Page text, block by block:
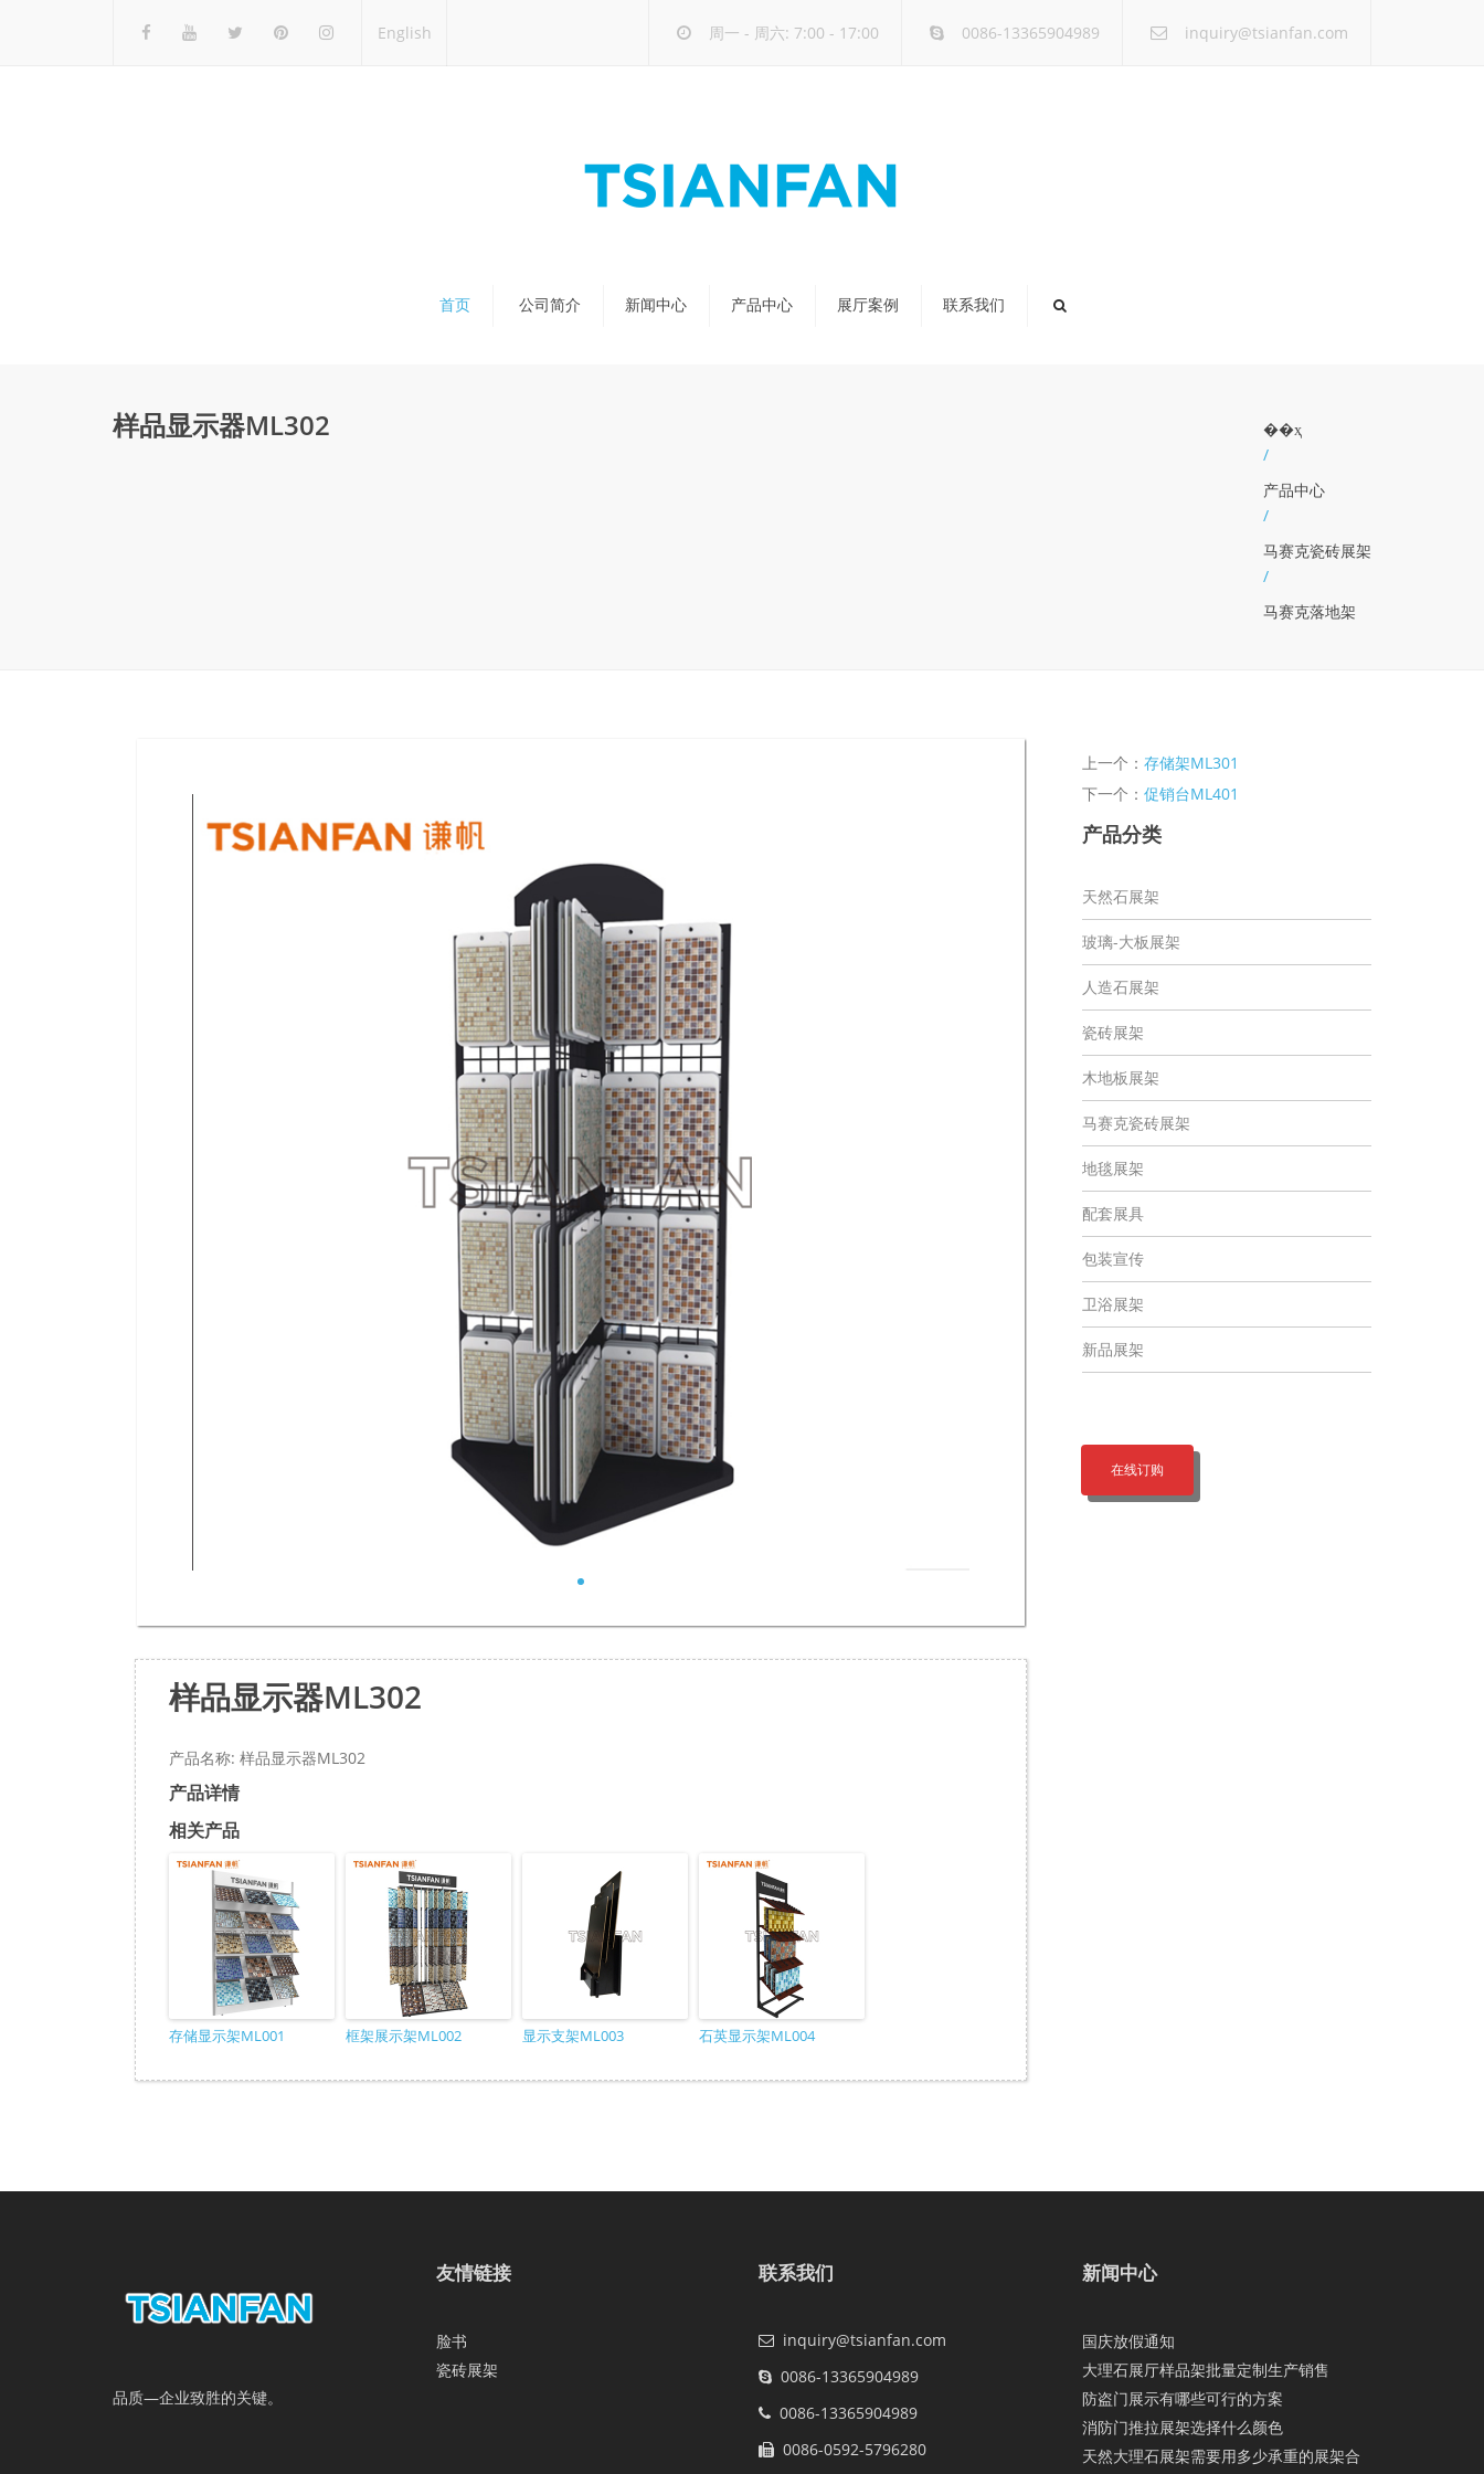
English 周一 - 周六: 7:00 - 17:00 0086-13365904989 inquiry@tsianfan.com
首页 公司简介 新闻中心 产品中心 展厅案例 联系我们
样品显示器ML302
��ҳ
/
产品中心
/
马赛克瓷砖展架
/
马赛克落地架
样品显示器ML302
产品名称: 样品显示器ML302
产品详情
相关产品
存储显示架ML001 框架展示架ML002 显示支架ML003 石英显示架ML004
上一个： 存储架ML301
下一个： 促销台ML401
产品分类
天然石展架
玻璃-大板展架
人造石展架
瓷砖展架
木地板展架
马赛克瓷砖展架
地毯展架
配套展具
包装宣传
卫浴展架
新品展架
在线订购
品质—企业致胜的关键。
友情链接
脸书
瓷砖展架
联系我们
inquiry@tsianfan.com
0086-13365904989
0086-13365904989
0086-0592-5796280
新闻中心
国庆放假通知
大理石展厅样品架批量定制生产销售
防盗门展示有哪些可行的方案
消防门推拉展架选择什么颜色
天然大理石展架需要用多少承重的展架合